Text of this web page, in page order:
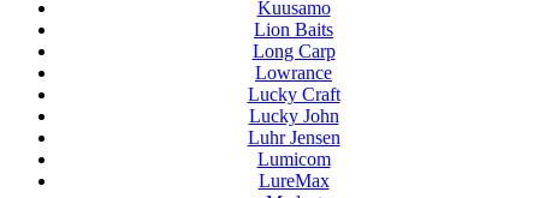
Kuusamo
Lion Baits
Long Carp
Lowrance
Lucky Craft
Lucky John
Luhr Jensen
Lumicom
LureMax